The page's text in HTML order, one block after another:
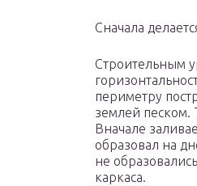
Сначала
Строительным
периметру
землей песком.
Вначале
образовал на
не
каркаса.